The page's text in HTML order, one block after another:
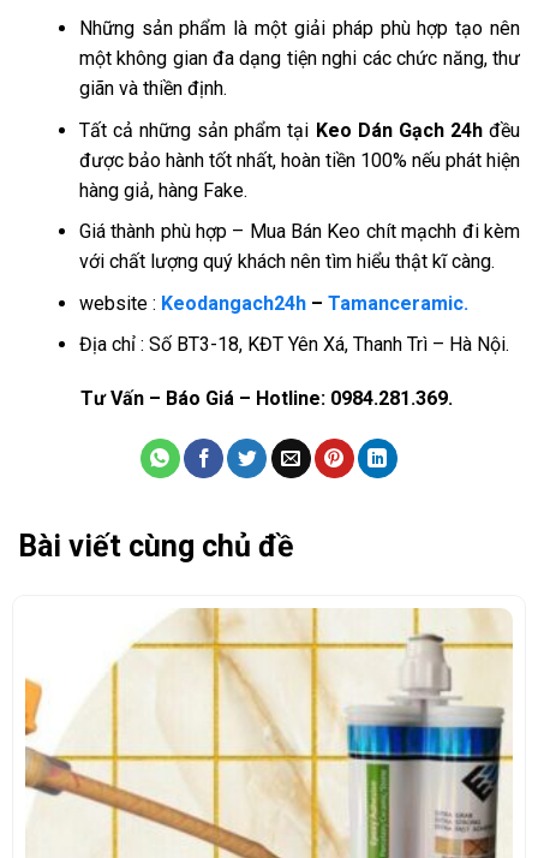
Những sản phẩm là một giải pháp phù hợp tạo nên
một không gian đa dạng tiện nghi các chức năng, thư
giãn và thiền định.
Tất cả những sản phẩm tại Keo Dán Gạch 24hđều
được bảo hành tốt nhất, hoàn tiền 100% nếu phát hiện
hàng giả, hàng Fake.
Giá thành phù hợp – Mua Bán Keo chít mạchh đi kèm
với chất lượng quý khách nên tìm hiểu thật kĩ càng.
website : Keodangach24h– Tamanceramic.
Địa chỉ : Số BT3-18, KĐT Yên Xá, Thanh Trì – Hà Nội.
Tư Vấn – Báo Giá – Hotline: 0984.281.369.
Bài viết cùng chủ đề